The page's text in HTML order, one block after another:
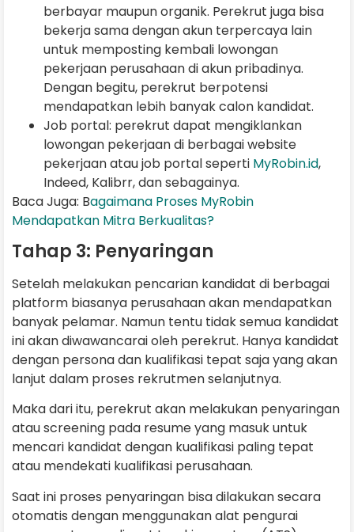
berbayar maupun organik. Perekrut juga bisa
bekerja sama dengan akun terpercaya lain
untuk memposting kembali lowongan
pekerjaan perusahaan di akun pribadinya.
Dengan begitu, perekrut berpotensi
mendapatkan lebih banyak calon kandidat.
Job portal: perekrut dapat mengiklankan
lowongan pekerjaan di berbagai website
pekerjaan atau job portal seperti MyRobin.id,
Indeed, Kalibrr, dan sebagainya.
Baca Juga: Bagaimana Proses MyRobin
Mendapatkan Mitra Berkualitas?
Tahap 3: Penyaringan
Setelah melakukan pencarian kandidat di berbagai
platform biasanya perusahaan akan mendapatkan
banyak pelamar. Namun tentu tidak semua kandidat
ini akan diwawancarai oleh perekrut. Hanya kandidat
dengan persona dan kualifikasi tepat saja yang akan
lanjut dalam proses rekrutmen selanjutnya.
Maka dari itu, perekrut akan melakukan penyaringan
atau screening pada resume yang masuk untuk
mencari kandidat dengan kualifikasi paling tepat
atau mendekati kualifikasi perusahaan.
Saat ini proses penyaringan bisa dilakukan secara
otomatis dengan menggunakan alat pengurai